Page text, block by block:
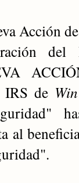
Acción
IRS de
al